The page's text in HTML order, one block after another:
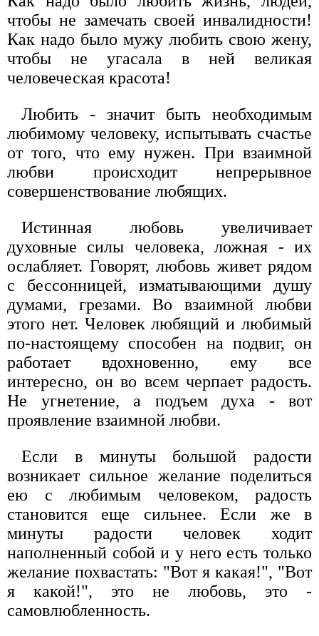
чтобы не замечать своей инвалидности!
Как надо было мужу любить свою жену,
чтобы не угасала в ней великая
человеческая красота!
Любить - значит быть необходимым
любимому человеку, испытывать счастье
от того, что ему нужен. При взаимной
любви происходит непрерывное
совершенствование любящих.
Истинная любовь увеличивает
духовные силы человека, ложная - их
ослабляет. Говорят, любовь живет рядом
с бессонницей, изматывающими душу
думами, грезами. Во взаимной любви
этого нет. Человек любящий и любимый
по-настоящему способен на подвиг, он
работает вдохновенно, ему все
интересно, он во всем черпает радость.
Не угнетение, а подъем духа - вот
проявление взаимной любви.
Если в минуты большой радости
возникает сильное желание поделиться
ею с любимым человеком, радость
становится еще сильнее. Если же в
минуты радости человек ходит
наполненный собой и у него есть только
желание похвастать: "Вот я какая!", "Вот
я какой!", это не любовь, это -
самовлюбленность.